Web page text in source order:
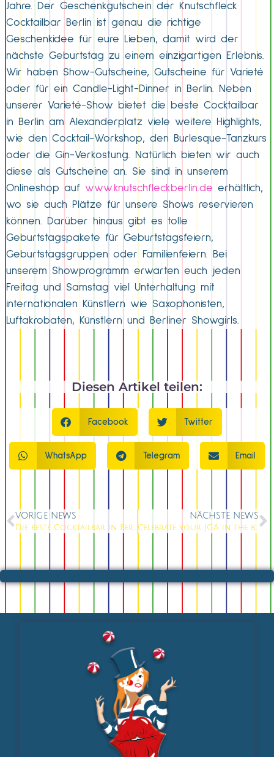
Jahre. Der Geschenkgutschein der Knutschfleck
Cocktailbar Berlin ist genau die richtige
Geschenkidee für eure Lieben, damit wird der
nächste Geburtstag zu einem einzigartigen Erlebnis.
Wir haben Show-Gutscheine, Gutscheine für Varieté
oder für ein Candle-Light-Dinner in Berlin. Neben
unserer Varieté-Show bietet die beste Cocktailbar
in Berlin am Alexanderplatz viele weitere Highlights,
wie den Cocktail-Workshop, den Burlesque-Tanzkurs
oder die Gin-Verkostung. Natürlich bieten wir auch
diese als Gutscheine an. Sie sind in unserem
Onlineshop auf www.knutschfleckberlin.de erhältlich,
wo sie auch Plätze für unsere Shows reservieren
können. Darüber hinaus gibt es tolle
Geburtstagspakete für Geburtstagsfeiern,
Geburtstagsgruppen oder Familienfeiern. Bei
unserem Showprogramm erwarten euch jeden
Freitag und Samstag viel Unterhaltung mit
internationalen Künstlern wie Saxophonisten,
Luftakrobaten, Künstlern und Berliner Showgirls.
Diesen Artikel teilen:
Facebook Twitter
WhatsApp Telegram Email
VORIGE NEWS
Die beste Cocktailbar in Berlin, welcome to „Knutschfleck Berlin“
NÄCHSTE NEWS
Celebrate your JGA in the best Partylocation in Berlin